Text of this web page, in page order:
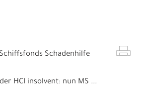
Schiffsfonds Schadenhilfe